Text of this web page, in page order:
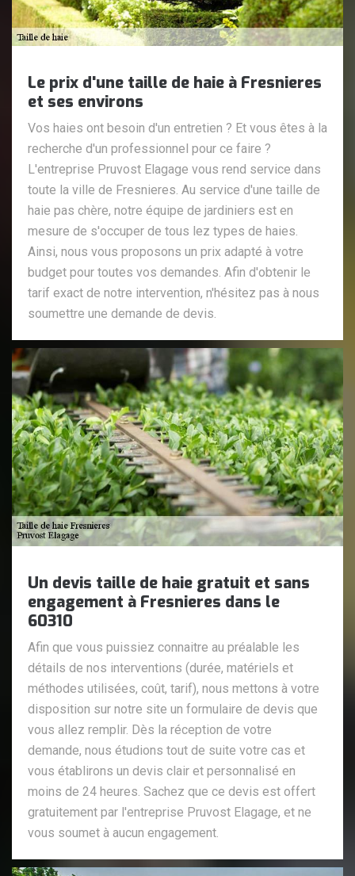
Le prix d'une taille de haie à Fresnieres
et ses environs
Vos haies ont besoin d'un entretien ? Et vous êtes à la
recherche d'un professionnel pour ce faire ?
L'entreprise Pruvost Elagage vous rend service dans
toute la ville de Fresnieres. Au service d'une taille de
haie pas chère, notre équipe de jardiniers est en
mesure de s'occuper de tous lez types de haies.
Ainsi, nous vous proposons un prix adapté à votre
budget pour toutes vos demandes. Afin d'obtenir le
tarif exact de notre intervention, n'hésitez pas à nous
soumettre une demande de devis.
Un devis taille de haie gratuit et sans
engagement à Fresnieres dans le
60310
Afin que vous puissiez connaitre au préalable les
détails de nos interventions (durée, matériels et
méthodes utilisées, coût, tarif), nous mettons à votre
disposition sur notre site un formulaire de devis que
vous allez remplir. Dès la réception de votre
demande, nous étudions tout de suite votre cas et
vous établirons un devis clair et personnalisé en
moins de 24 heures. Sachez que ce devis est offert
gratuitement par l'entreprise Pruvost Elagage, et ne
vous soumet à aucun engagement.